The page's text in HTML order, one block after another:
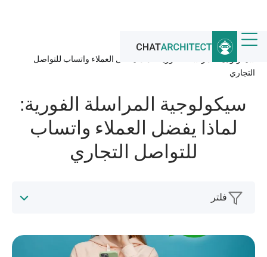
الرئيسية / أخبار /
سيكولوجية المراسلة الفورية: لماذا يفضل العملاء واتساب للتواصل
التجاري
سيكولوجية المراسلة الفورية:
لماذا يفضل العملاء واتساب
للتواصل التجاري
فلتر